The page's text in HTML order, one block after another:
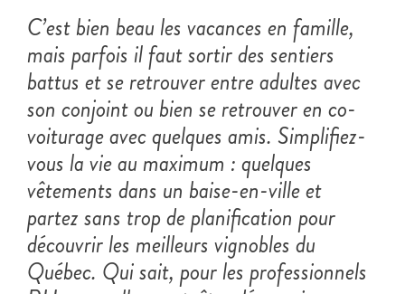
C’est bien beau les vacances en famille,
mais parfois il faut sortir des sentiers
battus et se retrouver entre adultes avec
son conjoint ou bien se retrouver en co-
voiturage avec quelques amis. Simplifiez-
vous la vie au maximum : quelques
vêtements dans un baise-en-ville et
partez sans trop de planification pour
découvrir les meilleurs vignobles du
Québec. Qui sait, pour les professionnels